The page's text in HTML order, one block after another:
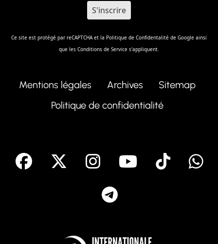
Ce site est protégé par reCAPTCHA et la Politique de Confidentalité de Google ainsi
que les Conditions de Service s'appliquent.
Mentions légales Archives
Sitemap
Politique de confidentialité
facebook Instagram
Youtube
Tik